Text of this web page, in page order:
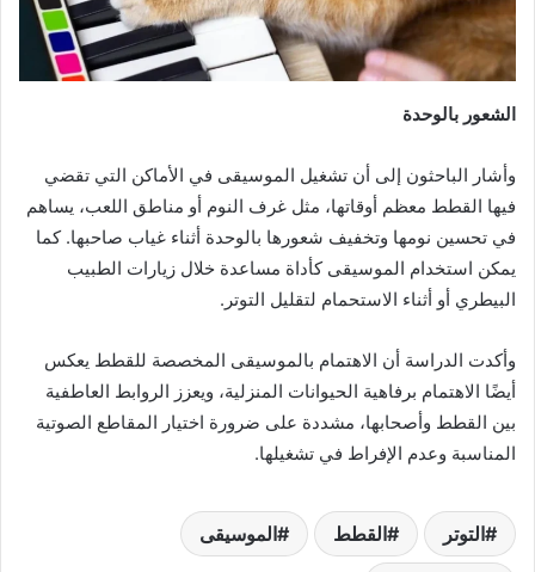
الشعور بالوحدة
وأشار الباحثون إلى أن تشغيل الموسيقى في الأماكن التي تقضي
فيها القطط معظم أوقاتها، مثل غرف النوم أو مناطق اللعب، يساهم
في تحسين نومها وتخفيف شعورها بالوحدة أثناء غياب صاحبها. كما
يمكن استخدام الموسيقى كأداة مساعدة خلال زيارات الطبيب
البيطري أو أثناء الاستحمام لتقليل التوتر.
وأكدت الدراسة أن الاهتمام بالموسيقى المخصصة للقطط يعكس
أيضًا الاهتمام برفاهية الحيوانات المنزلية، ويعزز الروابط العاطفية
بين القطط وأصحابها، مشددة على ضرورة اختيار المقاطع الصوتية
المناسبة وعدم الإفراط في تشغيلها.
التوتر القطط الموسيقى